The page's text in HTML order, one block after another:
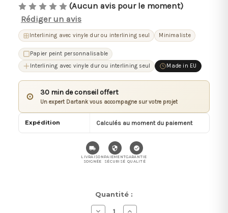
(Aucun avis pour le moment)
Rédiger un avis
Interlining avec vinyle dur ou interlining seul Minimaliste
Papier peint personnalisable
Interlining avec vinyle dur ou interlining seul
Made in EU
⊙ 30 min de conseil offert
Un expert Dartank vous accompagne sur votre projet
Expédition Calculés au moment du paiement
LIVRAISON
SOIGNÉE
PAIEMENT
SÉCURISÉ
GARANTIE
QUALITÉ
Quantité :
Diminuer Augmenter